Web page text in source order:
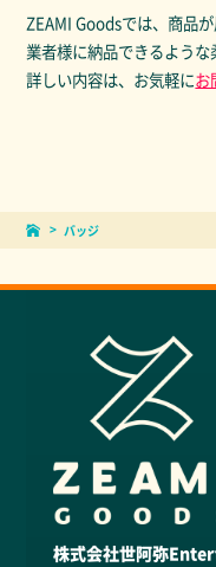
ZEAMI Goodsでは、商品
業者様に納品できるような
詳しい内容は、お気軽にお
バッジ
株式会社世阿弥